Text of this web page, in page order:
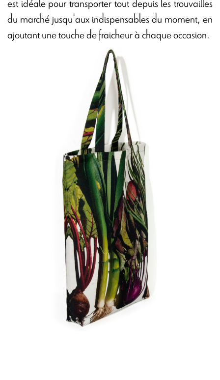
du marché jusqu'aux indispensables du moment, en
ajoutant une touche de fraicheur à chaque occasion.